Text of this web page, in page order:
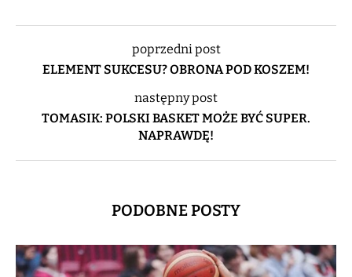
poprzedni post
ELEMENT SUKCESU? OBRONA POD KOSZEM!
następny post
TOMASIK: POLSKI BASKET MOŻE BYĆ SUPER.
NAPRAWDĘ!
PODOBNE POSTY